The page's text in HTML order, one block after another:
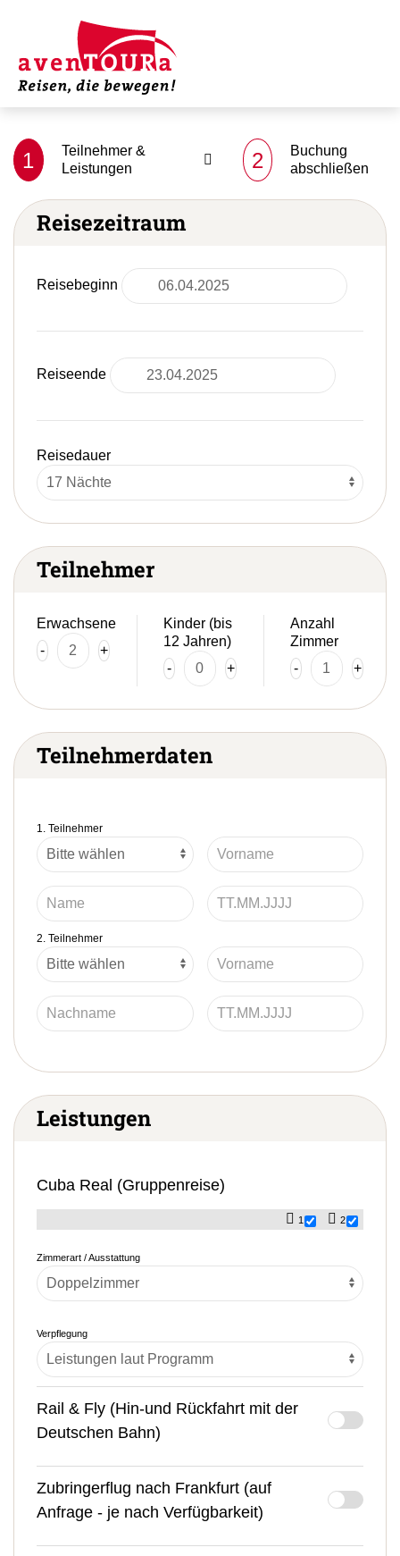
1
Teilnehmer &
Leistungen
2
Buchung
abschließen
Reisezeitraum
Reisebeginn
Reiseende
Reisedauer
Teilnehmer
Erwachsene
-
+
Kinder (bis
12 Jahren)
-
+
Anzahl
Zimmer
-
+
Teilnehmerdaten
1. Teilnehmer
2. Teilnehmer
Leistungen
Cuba Real (Gruppenreise)
1 2
Zimmerart / Ausstattung
Verpflegung
Rail & Fly (Hin-und Rückfahrt mit der
Deutschen Bahn)
Zubringerflug nach Frankfurt (auf
Anfrage - je nach Verfügbarkeit)